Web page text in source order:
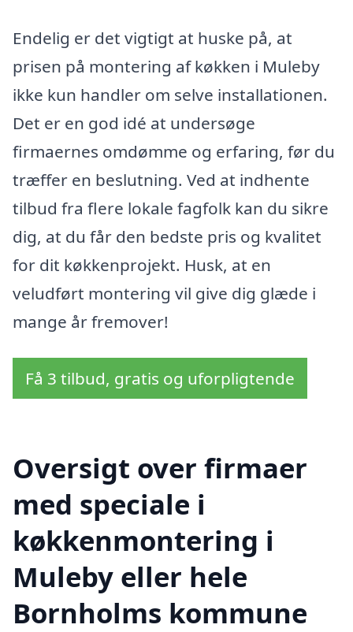
Endelig er det vigtigt at huske på, at
prisen på montering af køkken i Muleby
ikke kun handler om selve installationen.
Det er en god idé at undersøge
firmaernes omdømme og erfaring, før du
træffer en beslutning. Ved at indhente
tilbud fra flere lokale fagfolk kan du sikre
dig, at du får den bedste pris og kvalitet
for dit køkkenprojekt. Husk, at en
veludført montering vil give dig glæde i
mange år fremover!
Få 3 tilbud, gratis og uforpligtende
Oversigt over firmaer
med speciale i
køkkenmontering i
Muleby eller hele
Bornholms kommune